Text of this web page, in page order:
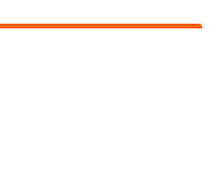
全高